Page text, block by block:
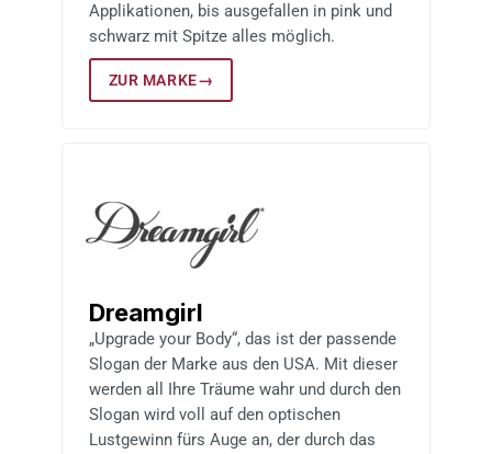
Applikationen, bis ausgefallen in pink und
schwarz mit Spitze alles möglich.
ZUR MARKE→
Dreamgirl
„Upgrade your Body“, das ist der passende
Slogan der Marke aus den USA. Mit dieser
werden all Ihre Träume wahr und durch den
Slogan wird voll auf den optischen
Lustgewinn fürs Auge an, der durch das